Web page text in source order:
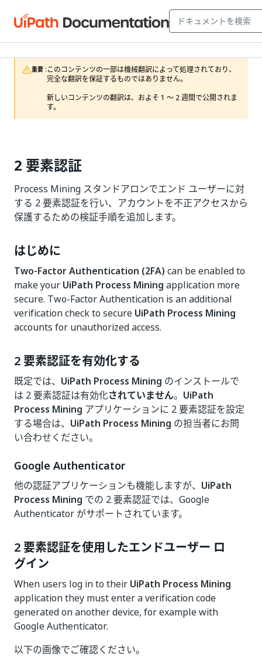
重要 :このコンテンツの一部は機械翻訳によって処理されており、
完全な翻訳を保証するものではありません。
新しいコンテンツの翻訳は、およそ 1 ～ 2 週間で公開されま
す。
2 要素認証
Process Mining スタンドアロンでエンド ユーザーに対
する 2 要素認証を行い、アカウントを不正アクセスから
保護するための検証手順を追加します。
はじめに
Two-Factor Authentication (2FA) can be enabled to
make your UiPath Process Mining application more
secure. Two-Factor Authentication is an additional
verification check to secure UiPath Process Mining
accounts for unauthorized access.
2 要素認証を有効化する
既定では、 UiPath Process Mining のインストールで
は 2 要素認証は有効化されていません。 UiPath
Process Mining アプリケーションに 2 要素認証を設定
する場合は、 UiPath Process Mining の担当者にお問
い合わせください。
Google Authenticator
他の認証アプリケーションも機能しますが、 UiPath
Process Mining での 2 要素認証では、Google
Authenticator がサポートされています。
2 要素認証を使用したエンドユーザー ロ
グイン
When users log in to their UiPath Process Mining
application they must enter a verification code
generated on another device, for example with
Google Authenticator.
以下の画像でご確認ください。